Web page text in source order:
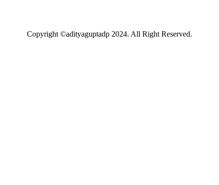
Copyright ©adityaguptadp 2024. All Right Reserved.